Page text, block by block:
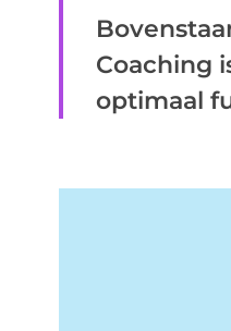
Coaching
optimaal